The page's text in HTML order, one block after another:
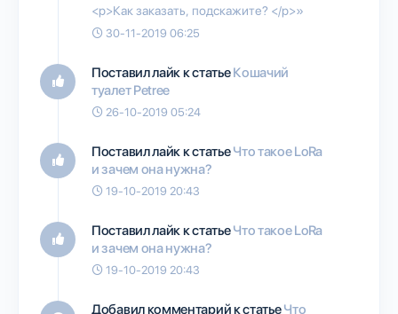
<p>Как заказать, подскажите? </p>»
30-11-2019 06:25
Поставил лайк к статьеКошачий
туалет Petree
26-10-2019 05:24
Поставил лайк к статьеЧто такое LoRa
и зачем она нужна?
19-10-2019 20:43
Поставил лайк к статьеЧто такое LoRa
и зачем она нужна?
19-10-2019 20:43
Добавил комментарий к статьеЧто